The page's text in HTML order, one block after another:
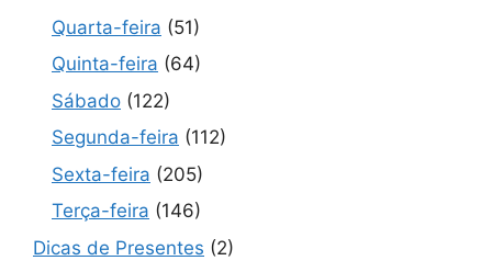
Quarta-feira (51)
Quinta-feira (64)
Sábado (122)
Segunda-feira (112)
Sexta-feira (205)
Terça-feira (146)
Dicas de Presentes (2)